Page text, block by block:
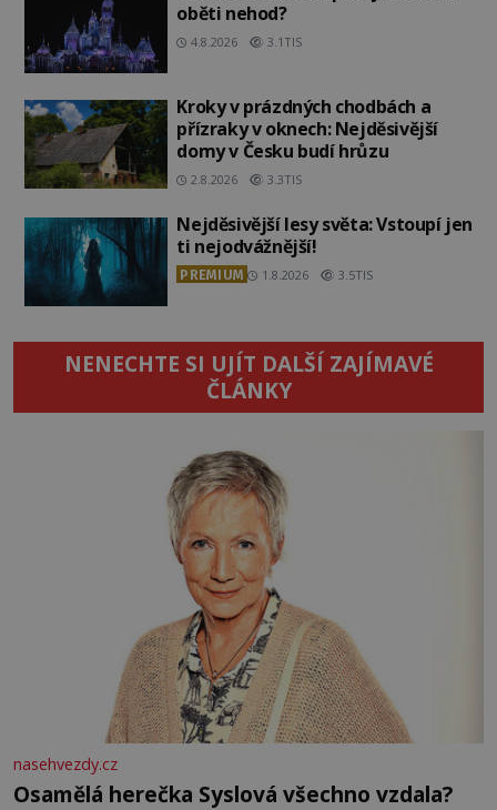
oběti nehod?
4.8.2026 3.1TIS
Kroky v prázdných chodbách a
přízraky v oknech: Nejděsivější
domy v Česku budí hrůzu
2.8.2026 3.3TIS
Nejděsivější lesy světa: Vstoupí jen
ti nejodvážnější!
PREMIUM 1.8.2026 3.5TIS
NENECHTE SI UJÍT DALŠÍ ZAJÍMAVÉ
ČLÁNKY
nasehvezdy.cz
Osamělá herečka Syslová všechno vzdala?